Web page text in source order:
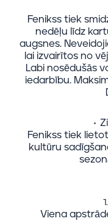
Fenikss tiek
nedēļu līdz
augsnes.
lai izvairītos no
Labi nosēdušās
iedarbību.
Fenikss tiek
kultūru
Viena